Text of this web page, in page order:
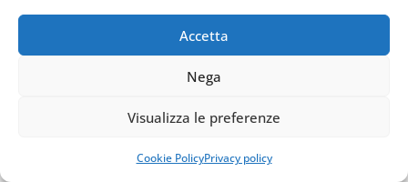
Accetta
Nega
Visualizza le preferenze
Cookie PolicyPrivacy policy